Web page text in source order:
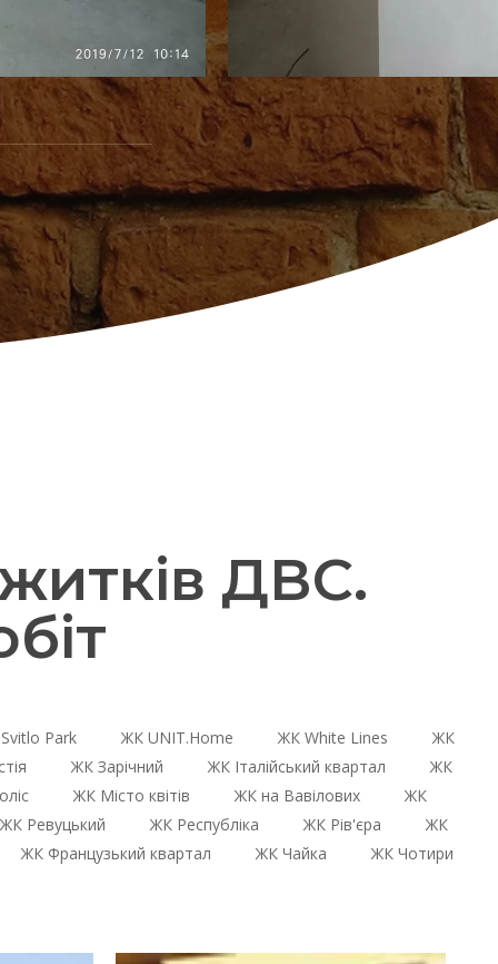
ДВС.
Park ЖК UNIT.Home ЖК White Lines
ЖК
ЖК Зарічний ЖК Італійський квартал
ЖК
ЖК Місто квітів ЖК на Вавілових
ЖК
ЖК Ревуцький ЖК Республіка ЖК Рів'єра
ЖК
ЖК Французький квартал ЖК Чайка
ЖК Чотири